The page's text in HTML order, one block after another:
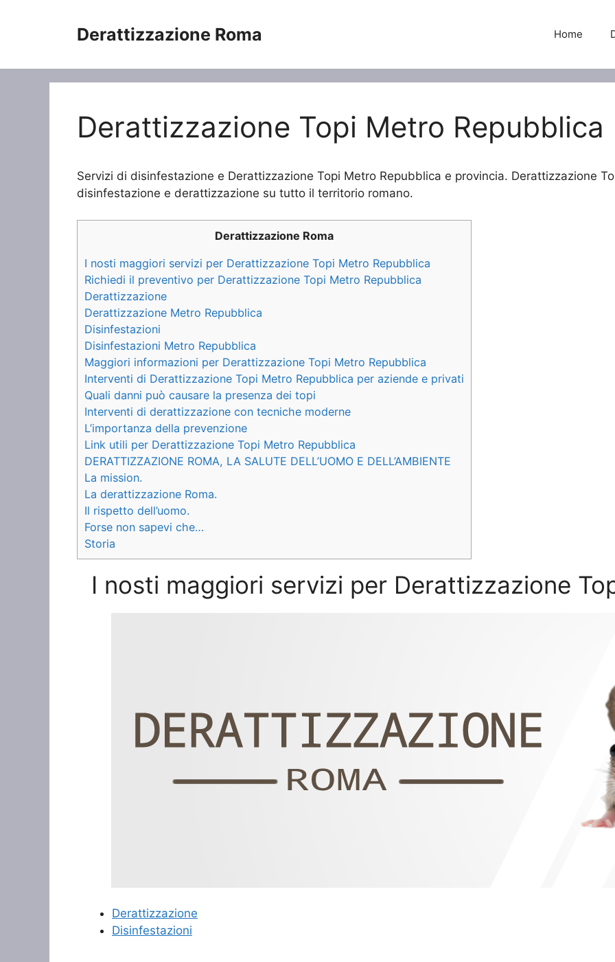
Derattizzazione Roma Home
Derattizzazione Topi Metro Repubblica
Servizi di disinfestazione e Derattizzazione Topi Metro Repubblica e provincia. Derattizzazione
disinfestazione e derattizzazione su tutto il territorio romano.
Derattizzazione Roma
I nosti maggiori servizi per Derattizzazione Topi Metro Repubblica
Richiedi il preventivo per Derattizzazione Topi Metro Repubblica
Derattizzazione
Derattizzazione Metro Repubblica
Disinfestazioni
Disinfestazioni Metro Repubblica
Maggiori informazioni per Derattizzazione Topi Metro Repubblica
Interventi di Derattizzazione Topi Metro Repubblica per aziende e privati
Quali danni può causare la presenza dei topi
Interventi di derattizzazione con tecniche moderne
L’importanza della prevenzione
Link utili per Derattizzazione Topi Metro Repubblica
DERATTIZZAZIONE ROMA, LA SALUTE DELL’UOMO E DELL’AMBIENTE
La mission.
La derattizzazione Roma.
Il rispetto dell’uomo.
Forse non sapevi che…
Storia
I nosti maggiori servizi per Derattizzazione
Derattizzazione
Disinfestazioni